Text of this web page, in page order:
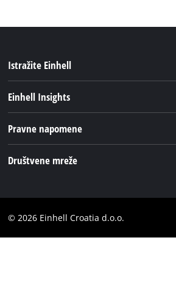
Istražite Einhell
Einhell Insights
Karijera
Obavijest za kupce
Pravne napomene
Sukladnost
Društvene mreže
YouТube
© 2026 Einhell Croatia d.o.o.